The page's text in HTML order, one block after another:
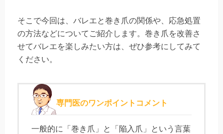
そこで今回は、バレエと巻き爪の関係や、応急処置
の方法などについてご紹介します。巻き爪を改善さ
せてバレエを楽しみたい方は、ぜひ参考にしてみて
ください。
専門医のワンポイントコメント
一般的に「巻き爪」と「陥入爪」という言葉